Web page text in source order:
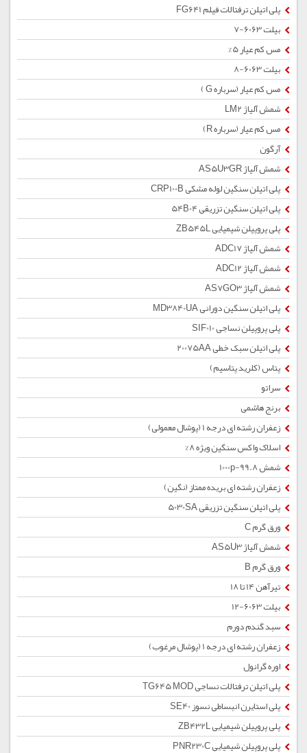
پلی اتیلن ترفتالات فیلم FG641
بیلت 6063-7
مس کم عیار 5%
بیلت 6063-8
مس کم عیار (سرباره G )
شمش آلیاژ LM2
مس کم عیار (سرباره R)
آرگون
شمش آلیاژ AS5U3GR
پلی اتیلن سنگین لوله مشکی CRP100B
پلی اتیلن سنگین تزریقی 54B04
پلی پروپیلن شیمیایی ZB545L
شمش آلیاژ ADC17
شمش آلیاژ ADC12
شمش آلیاژ AS7GO3
پلی اتیلن سنگین دورانی MD3840UA
پلی پروپیلن نساجی SIF010
پلی اتیلن سبک خطی 20075AA
پتاس (کلرید پتاسیم)
سراتو
برنج هاشمی
زعفران رشته ای درجه 1 (پوشال معمولی)
اسلاک واکس سنگین ویژه 8%
شمش 1000p-99.8
زعفران رشته ای بریده ممتاز (نگین)
پلی اتیلن سنگین تزریقی 5030SA
ورق گرم C
شمش آلیاژ AS5U3
ورق گرم B
تیرآهن 14 تا 18
بیلت 6063-12
سبد گندم دورم
زعفران رشته ای درجه 1 (پوشال مرغوب)
اوره گرانول
پلی اتیلن ترفتالات نساجی TG645 MOD
پلی استایرن انبساطی نسوز SE40
پلی پروپیلن شیمیایی ZB432L
پلی پروپیلن شیمیایی PNR230C